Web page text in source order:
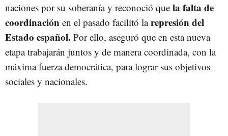
naciones por su soberanía y reconoció que la falta de
coordinación en el pasado facilitó larepresión del
Estado español. Por ello, aseguró que en esta nueva
etapa trabajarán juntos y de manera coordinada, con la
máxima fuerza democrática, para lograr sus objetivos
sociales y nacionales.